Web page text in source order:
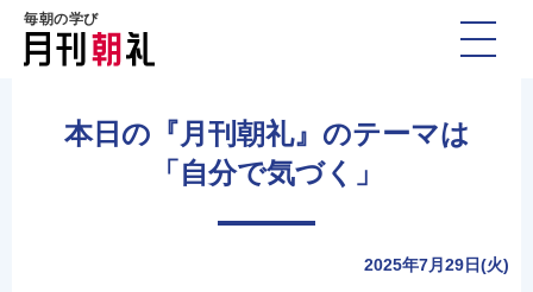
毎朝の学び
本日の『月刊朝礼』のテーマは
「自分で気づく」
2025年7月29日(火)